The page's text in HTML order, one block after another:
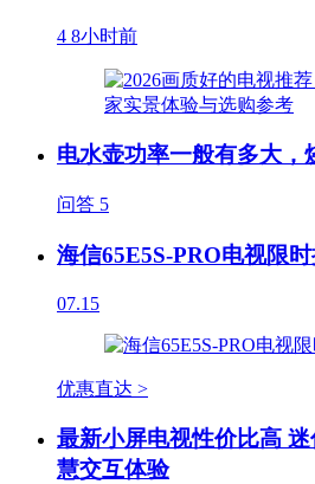
4 8小时前
电水壶功率一般有多大，
问答 5
海信65E5S-PRO电视限
07.15
优惠直达 >
最新小屏电视性价比高
慧交互体验